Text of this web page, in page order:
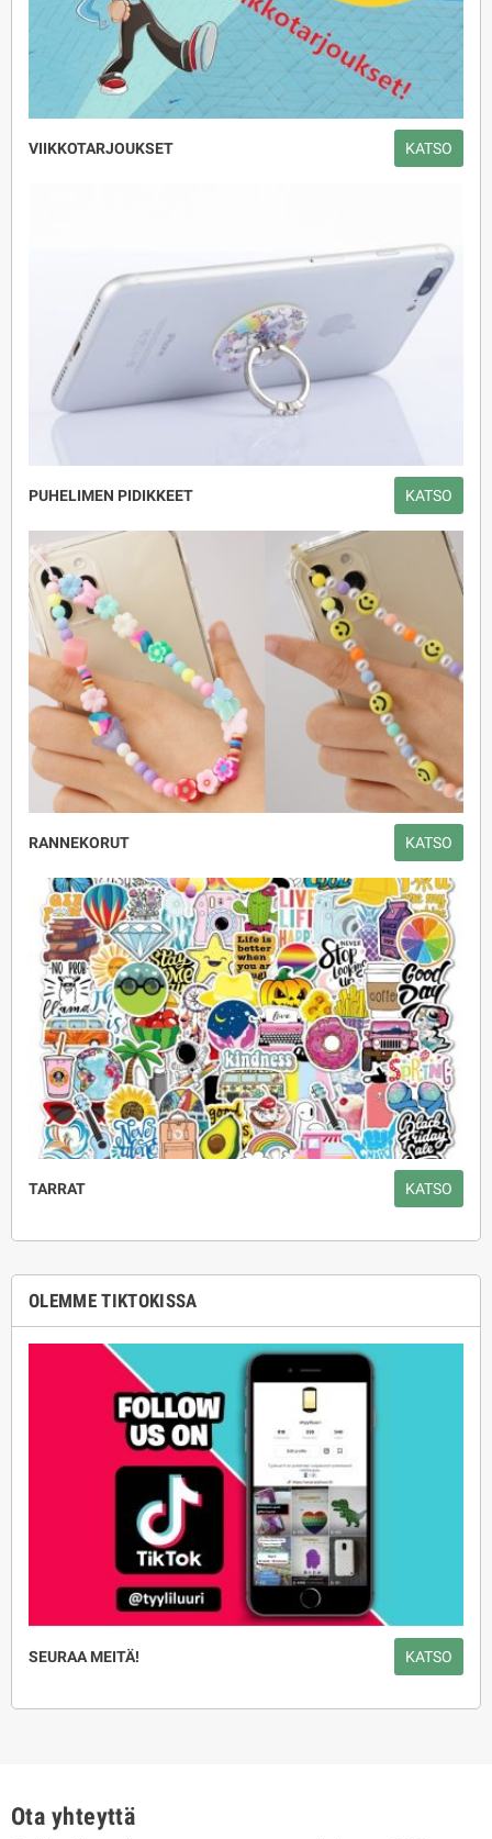
VIIKKOTARJOUKSET KATSO
PUHELIMEN PIDIKKEET KATSO
RANNEKORUT KATSO
TARRAT KATSO
OLEMME TIKTOKISSA
SEURAA MEITÄ! KATSO
Ota yhteyttä